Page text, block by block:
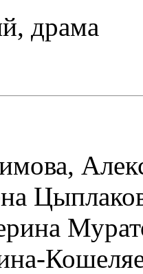
драма
,